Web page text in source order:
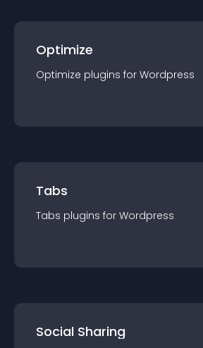
Optimize
Optimize plugins for Wordpress
Tabs
Tabs plugins for Wordpress
Social Sharing